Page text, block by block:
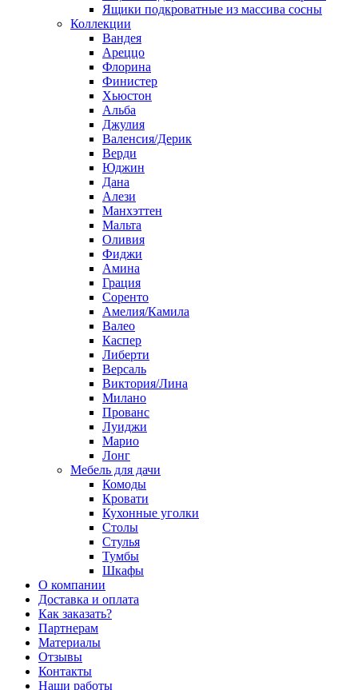
Ящики подкроватные из массива сосны
Коллекции
Вандея
Ареццо
Флорина
Финистер
Хьюстон
Альба
Джулия
Валенсия/Дерик
Верди
Юджин
Дана
Алези
Манхэттен
Мальта
Оливия
Фиджи
Амина
Грация
Соренто
Амелия/Камила
Валео
Каспер
Либерти
Версаль
Виктория/Лина
Милано
Прованс
Луиджи
Марио
Лонг
Мебель для дачи
Комоды
Кровати
Кухонные уголки
Столы
Стулья
Тумбы
Шкафы
О компании
Доставка и оплата
Как заказать?
Партнерам
Материалы
Отзывы
Контакты
Наши работы